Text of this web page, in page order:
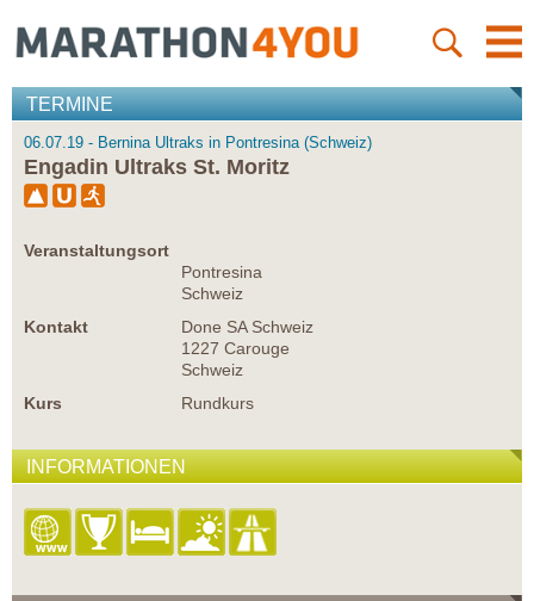
TERMINE
06.07.19 - Bernina Ultraks in Pontresina (Schweiz)
Engadin Ultraks St. Moritz
Veranstaltungsort
Pontresina
Schweiz
Kontakt
Done SA Schweiz
1227 Carouge
Schweiz
Kurs
Rundkurs
INFORMATIONEN